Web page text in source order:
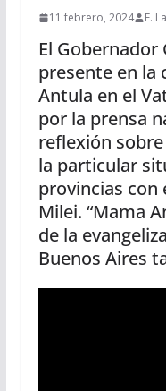
11 febrero, 2024 F.
El Gobernador
presente en la
Antula en el
por la prensa
reflexión
la particular
provincias con
Milei. “Mama
de la
Buenos Aires